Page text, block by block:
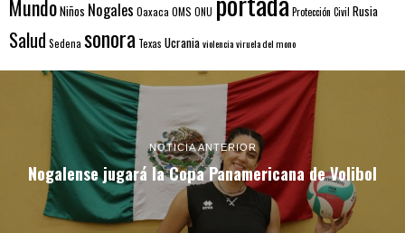
MundoNiños Nogales Oaxaca OMS ONU Protección Civil Rusia
Salud Sedena sonora Texas Ucraniaviolenciaviruela del mono
NOTICIA ANTERIOR
Nogalense jugará la Copa Panamericana de Volibol